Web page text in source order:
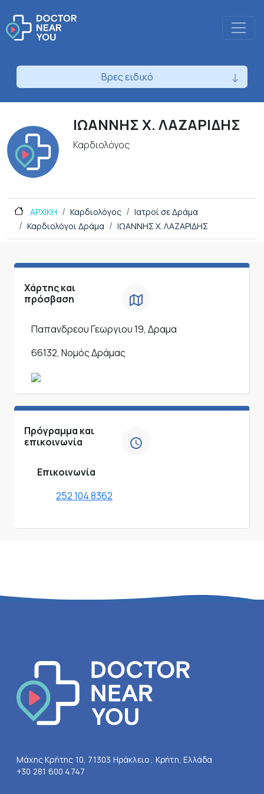
Βρες ειδικό
ΙΩΑΝΝΗΣ Χ. ΛΑΖΑΡΙΔΗΣ
Καρδιολόγος
ΑΡΧΙΚΗ Καρδιολόγος
Ιατροί σε Δράμα
Καρδιολόγοι Δράμα
ΙΩΑΝΝΗΣ Χ. ΛΑΖΑΡΙΔΗΣ
Χάρτης και
πρόσβαση
Παπανδρεου Γεωργιου 19, Δραμα
66132, Νομός Δράμας
Πρόγραμμα και
επικοινωνία
Επικοινωνία
252 104 8362
Μάχης Κρήτης 10, 71303 Ηράκλειο , Κρήτη, Ελλάδα
+30 281 600 4747